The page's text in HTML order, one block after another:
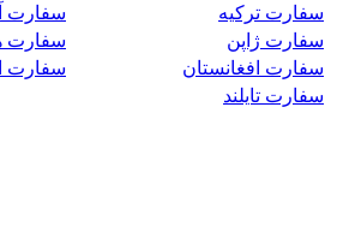
سفارت ترکیه
سفارت
سفارت ژاپن
سفارت
سفارت افغانستان
سفارت
سفارت تایلند